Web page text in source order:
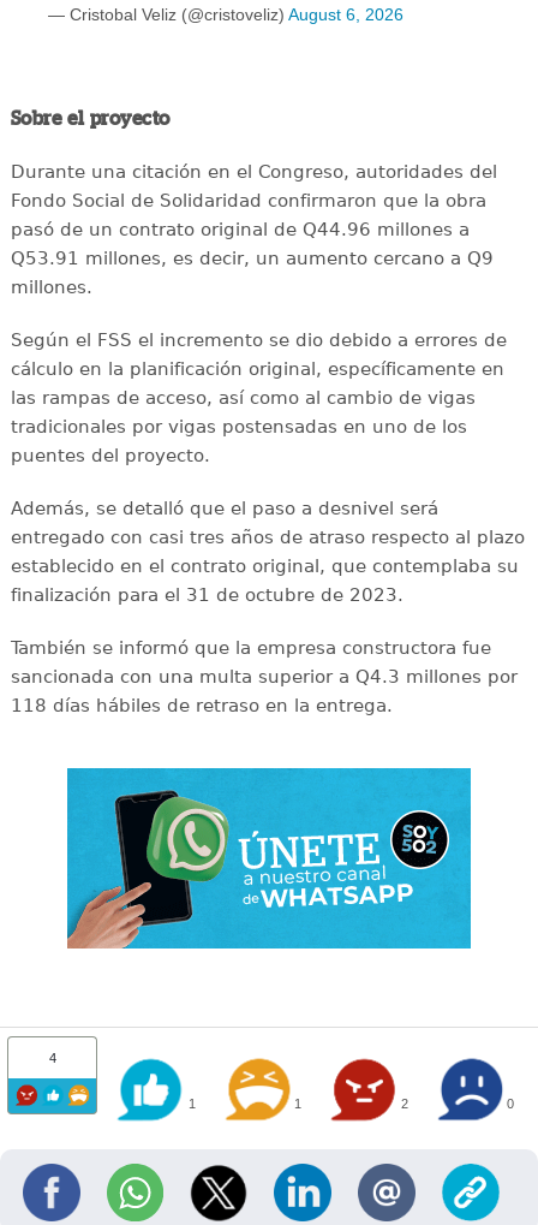
— Cristobal Veliz (@cristoveliz) August 6, 2026
Sobre el proyecto
Durante una citación en el Congreso, autoridades del
Fondo Social de Solidaridad confirmaron que la obra
pasó de un contrato original de Q44.96 millones a
Q53.91 millones, es decir, un aumento cercano a Q9
millones.
Según el FSS el incremento se dio debido a errores de
cálculo en la planificación original, específicamente en
las rampas de acceso, así como al cambio de vigas
tradicionales por vigas postensadas en uno de los
puentes del proyecto.
Además, se detalló que el paso a desnivel será
entregado con casi tres años de atraso respecto al plazo
establecido en el contrato original, que contemplaba su
finalización para el 31 de octubre de 2023.
También se informó que la empresa constructora fue
sancionada con una multa superior a Q4.3 millones por
118 días hábiles de retraso en la entrega.
4
1 1 2 0